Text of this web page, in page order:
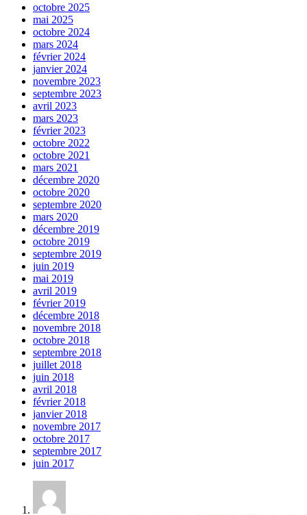
octobre 2025
mai 2025
octobre 2024
mars 2024
février 2024
janvier 2024
novembre 2023
septembre 2023
avril 2023
mars 2023
février 2023
octobre 2022
octobre 2021
mars 2021
décembre 2020
octobre 2020
septembre 2020
mars 2020
décembre 2019
octobre 2019
septembre 2019
juin 2019
mai 2019
avril 2019
février 2019
décembre 2018
novembre 2018
octobre 2018
septembre 2018
juillet 2018
juin 2018
avril 2018
février 2018
janvier 2018
novembre 2017
octobre 2017
septembre 2017
juin 2017